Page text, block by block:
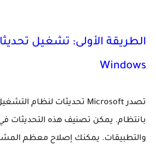
الطريقة الأولى: تشغيل
Windows
بانتظام. يمكن تصنيف هذه التحديثات
والتطبيقات. يمكنك إصلاح معظم